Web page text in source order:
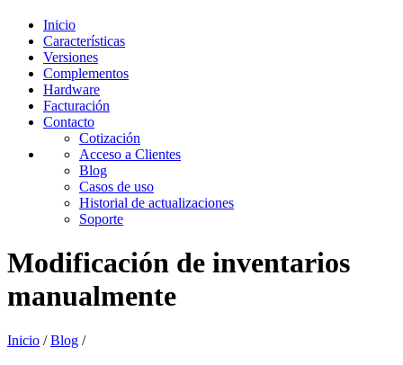
Inicio
Características
Versiones
Complementos
Hardware
Facturación
Contacto
Cotización
Acceso a Clientes
Blog
Casos de uso
Historial de actualizaciones
Soporte
Modificación de inventarios
manualmente
Inicio /Blog /